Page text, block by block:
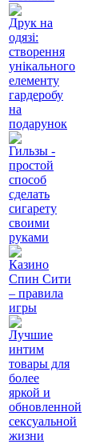
Друк на
одязі:
створення
унікального
елементу
гардеробу
на
подарунок
Гильзы -
простой
способ
сделать
сигарету
своими
руками
Казино
Спин Сити
– правила
игры
Лучшие
интим
товары для
более
яркой и
обновленной
сексуальной
жизни